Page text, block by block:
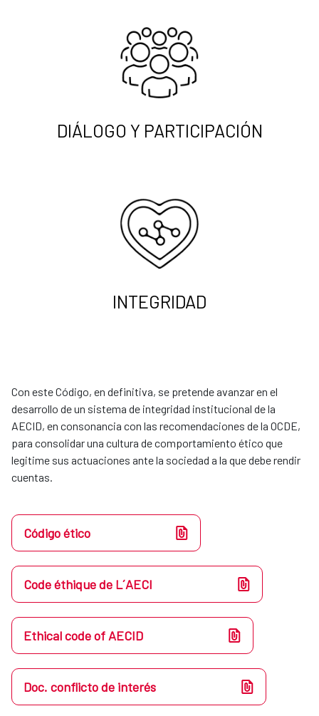
DIÁLOGO Y PARTICIPACIÓN
INTEGRIDAD
Con este Código, en definitiva, se pretende avanzar en el
desarrollo de un sistema de integridad institucional de la
AECID, en consonancia con las recomendaciones de la OCDE,
para consolidar una cultura de comportamiento ético que
legitime sus actuaciones ante la sociedad a la que debe rendir
cuentas.
Código ético
Code éthique de L´AECI
Ethical code of AECID
Doc. conflicto de interés